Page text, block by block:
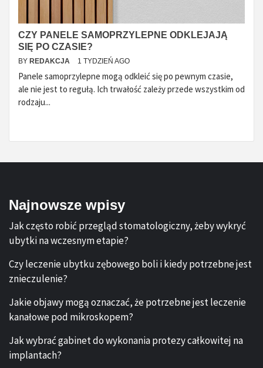
CZY PANELE SAMOPRZYLEPNE ODKLEJAJĄ
SIĘ PO CZASIE?
BY REDAKCJA 1 TYDZIEŃ AGO
Panele samoprzylepne mogą odkleić się po pewnym czasie,
ale nie jest to regułą. Ich trwałość zależy przede wszystkim od
rodzaju...
Najnowsze wpisy
Jak często robić przegląd stomatologiczny, żeby wykryć
ubytki na wczesnym etapie?
Czy leczenie ubytku zębowego boli i kiedy potrzebne jest
znieczulenie?
Jakie objawy mogą oznaczać, że potrzebne jest leczenie
kanałowe pod mikroskopem?
Jak wybrać gabinet do wykonania protezy całkowitej na
implantach?